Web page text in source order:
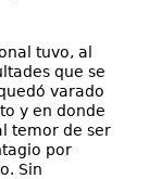
tuvo, al
que se
varado
y en donde
temor de ser
por
Sin